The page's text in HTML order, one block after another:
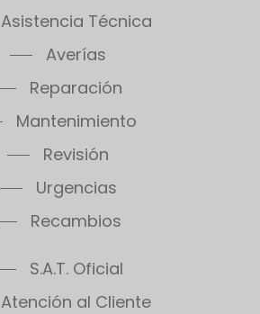
Asistencia Técnica
Averías
Reparación
Mantenimiento
Revisión
Urgencias
Recambios
S.A.T. Oficial
Atención al Cliente